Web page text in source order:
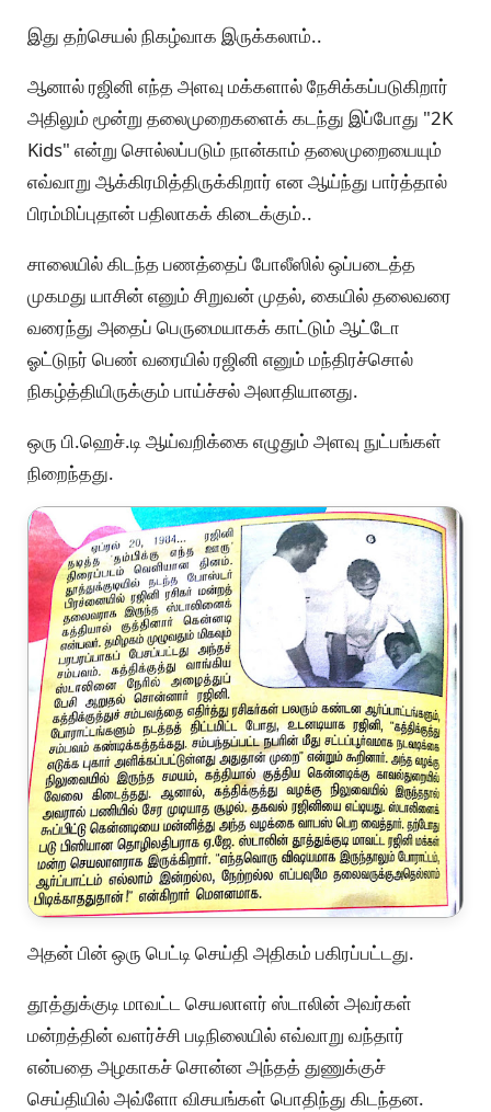
இது தற்செயல் நிகழ்வாக இருக்கலாம்..
ஆனால் ரஜினி எந்த அளவு மக்களால் நேசிக்கப்படுகிறார்
அதிலும் மூன்று தலைமுறைகளைக் கடந்து இப்போது "2K
Kids" என்று சொல்லப்படும் நான்காம் தலைமுறையையும்
எவ்வாறு ஆக்கிரமித்திருக்கிறார் என ஆய்ந்து பார்த்தால்
பிரம்மிப்புதான் பதிலாகக் கிடைக்கும்..
சாலையில் கிடந்த பணத்தைப் போலீஸில் ஒப்படைத்த
முகமது யாசின் எனும் சிறுவன் முதல், கையில் தலைவரை
வரைந்து அதைப் பெருமையாகக் காட்டும் ஆட்டோ
ஓட்டுநர் பெண் வரையில் ரஜினி எனும் மந்திரச்சொல்
நிகழ்த்தியிருக்கும் பாய்ச்சல் அலாதியானது.
ஒரு பி.ஹெச்.டி ஆய்வறிக்கை எழுதும் அளவு நுட்பங்கள்
நிறைந்தது.
அதன் பின் ஒரு பெட்டி செய்தி அதிகம் பகிரப்பட்டது.
தூத்துக்குடி மாவட்ட செயலாளர் ஸ்டாலின் அவர்கள்
மன்றத்தின் வளர்ச்சி படிநிலையில் எவ்வாறு வந்தார்
என்பதை அழகாகச் சொன்ன அந்தத் துணுக்குச்
செய்தியில் அவ்ளோ விசயங்கள் பொதிந்து கிடந்தன.